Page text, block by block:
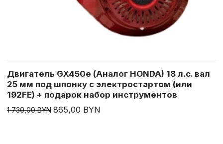
Двигатель GX450e (Аналог HONDA) 18 л.с. вал
25 мм под шпонку с электростартом (или
192FE) + подарок набор инструментов
1 730,00 BYN 865,00 BYN